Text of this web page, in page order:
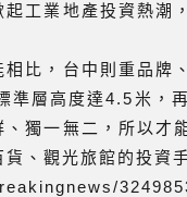
工業地產投資熱潮
比，台中則重品牌
層高度達4.5米，
獨一無二，所以才
、觀光旅館的投資